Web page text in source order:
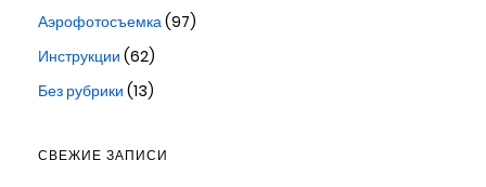
Аэрофотосъемка(97)
Инструкции (62)
Без рубрики (13)
СВЕЖИЕ ЗАПИСИ